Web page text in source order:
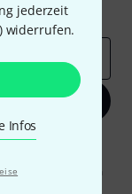
jederzeit
widerrufen.
Infos
Insights
Erhalt von E-Mail-
zu. Die
finden Sie in